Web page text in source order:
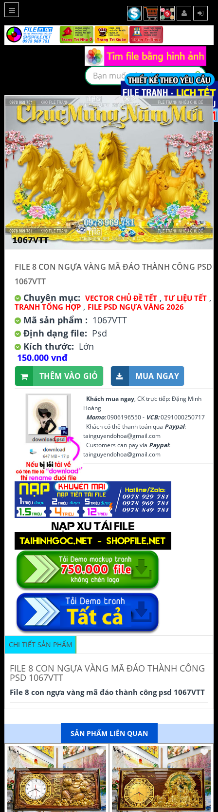
FILE 8 CON NGỰA VÀNG MÃ ĐÁO THÀNH CÔNG PSD
1067VTT
Chuyên mục: VECTOR CHỦ ĐỀ TẾT , TƯ LIỆU TẾT ,
TRANH TỔNG HỢP , FILE PSD NGỰA VÀNG 2026
Mã sản phẩm : 1067VTT
Định dạng file: Psd
Kích thước: Lớn
150.000 vnđ
THÊM VÀO GIỎ MUA NGAY
Khách mua ngay, CK trực tiếp: Đặng Minh
Hoàng
Momo:0906196550 - VCB:0291000250717
Khách có thể thanh toán qua Paypal:
tainguyendohoa@gmail.com
Customers can pay via Paypal:
tainguyendohoa@gmail.com
CHI TIẾT SẢN PHẨM
FILE 8 CON NGỰA VÀNG MÃ ĐÁO THÀNH CÔNG
PSD 1067VTT
File 8 con ngựa vàng mã đáo thành công psd 1067VTT
SẢN PHẨM LIÊN QUAN